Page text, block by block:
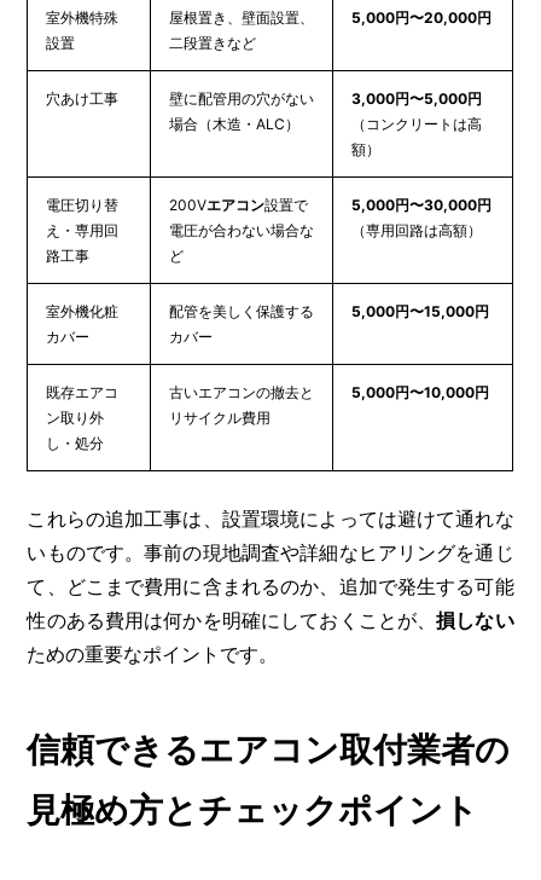
室外機特殊
設置
屋根置き、壁面設置、
二段置きなど
5,000円〜20,000円
穴あけ工事
壁に配管用の穴がない
場合（木造・ALC）
3,000円〜5,000円
（コンクリートは高
額）
電圧切り替
え・専用回
路工事
200Vエアコン設置で
電圧が合わない場合な
ど
5,000円〜30,000円
（専用回路は高額）
室外機化粧
カバー
配管を美しく保護する
カバー
5,000円〜15,000円
既存エアコ
ン取り外
し・処分
古いエアコンの撤去と
リサイクル費用
5,000円〜10,000円
これらの追加工事は、設置環境によっては避けて通れな
いものです。事前の現地調査や詳細なヒアリングを通じ
て、どこまで費用に含まれるのか、追加で発生する可能
性のある費用は何かを明確にしておくことが、損しない
ための重要なポイントです。
信頼できるエアコン取付業者の
見極め方とチェックポイント